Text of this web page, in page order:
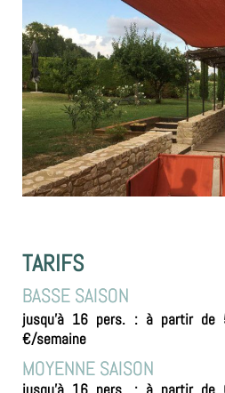
TARIFS
BASSE SAISON
jusqu’à 16 pers. : à partir
€/semaine
MOYENNE SAISON
jusqu’à 16 pers. : à partir